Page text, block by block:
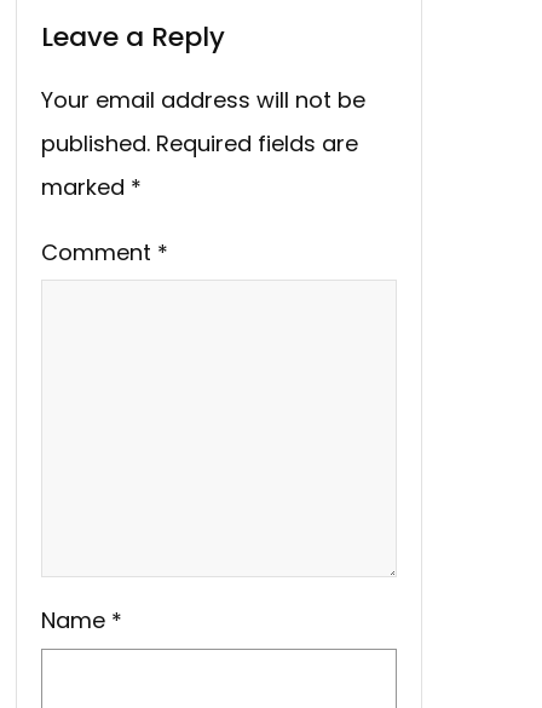
Leave a Reply
Your email address will not be
published. Required fields are
marked *
Comment *
Name *